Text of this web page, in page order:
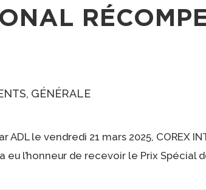
GÉNÉRALE
le vendredi 21 mars 2025, COREX
eu l’honneur de recevoir le Prix